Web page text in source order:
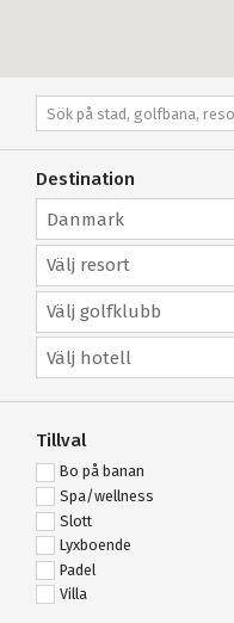
Destination
Danmark
Välj resort
Välj golfklubb
Välj hotell
Tillval
Bo på banan
Spa/wellness
Slott
Lyxboende
Padel
Villa